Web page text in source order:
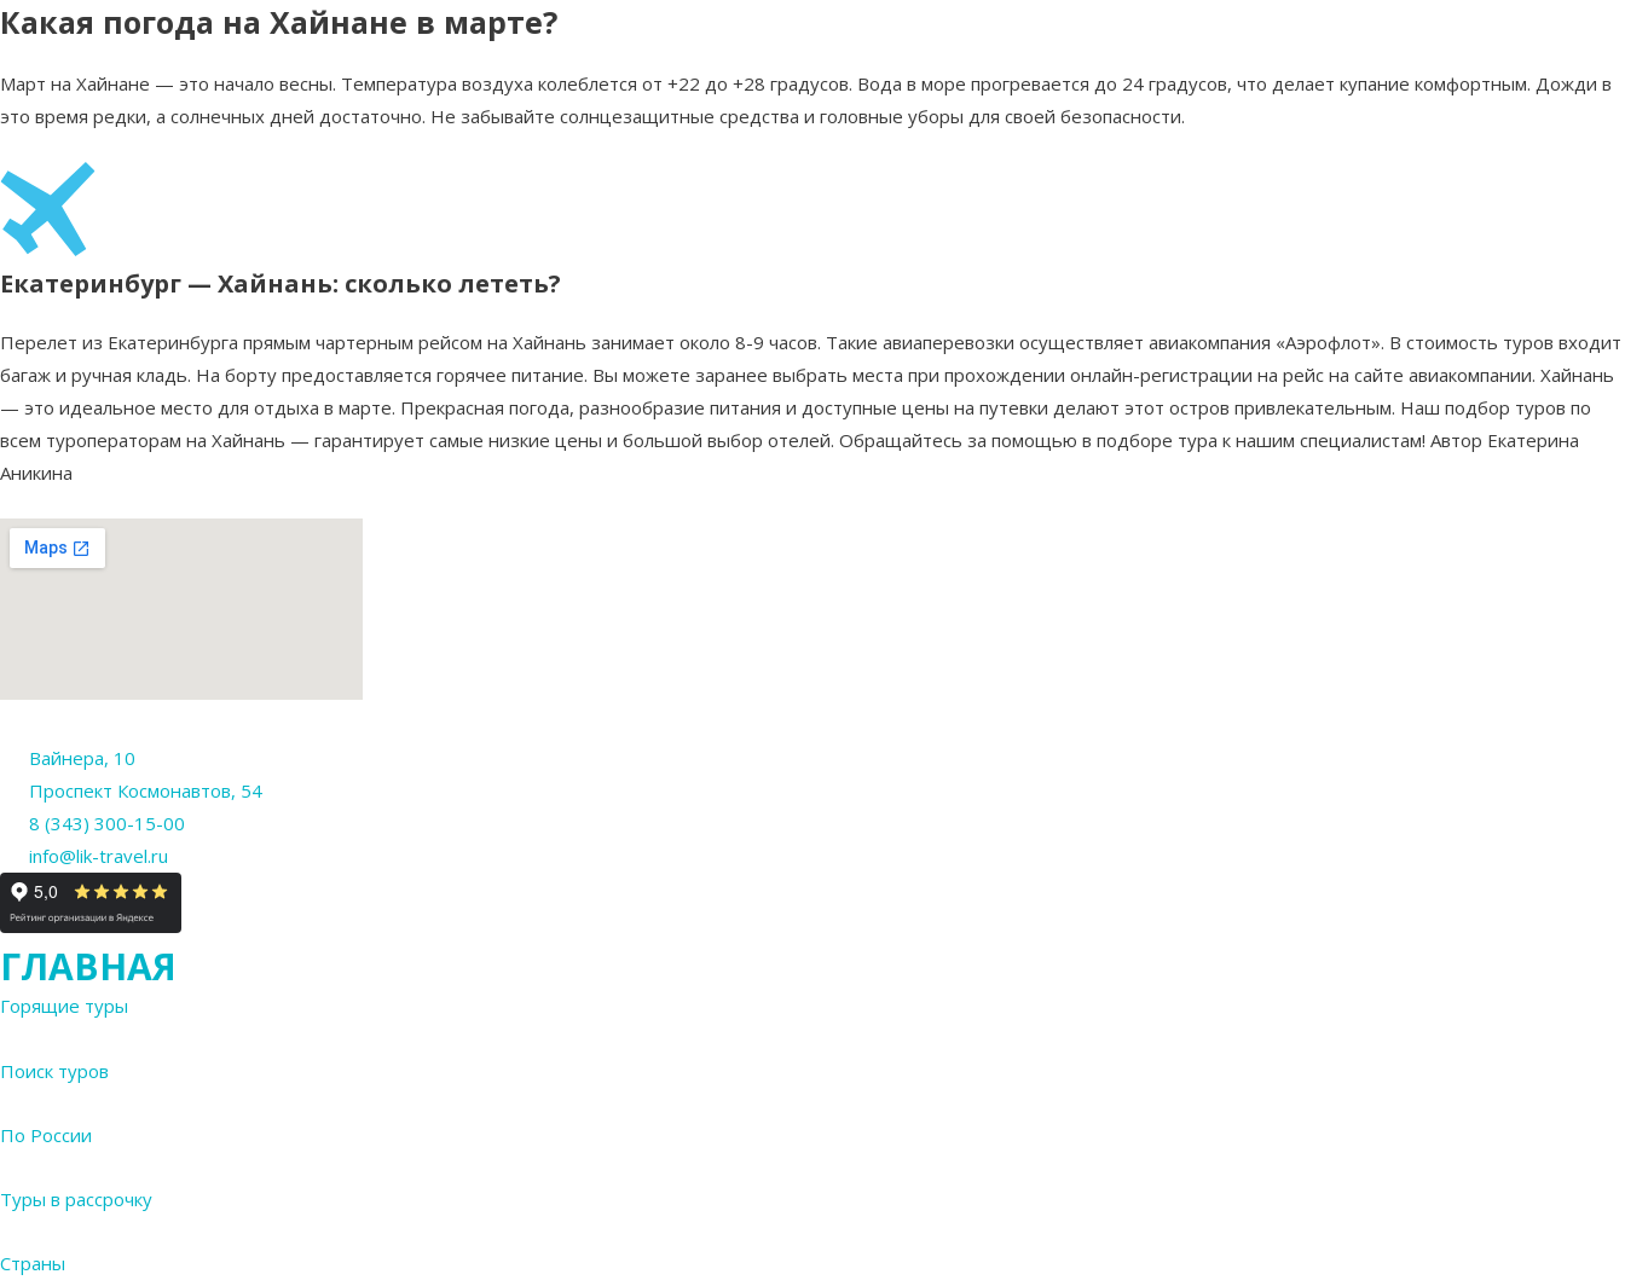
Какая погода на Хайнане в марте?
Март на Хайнане — это начало весны. Температура воздуха колеблется от +22 до +28 градусов. Вода в море прогревается до 24 градусов, что делает купание комфортным. Дожди в
это время редки, а солнечных дней достаточно. Не забывайте солнцезащитные средства и головные уборы для своей безопасности.
Екатеринбург — Хайнань: сколько лететь?
Перелет из Екатеринбурга прямым чартерным рейсом на Хайнань занимает около 8-9 часов. Такие авиаперевозки осуществляет авиакомпания «Аэрофлот». В стоимость туров входит
багаж и ручная кладь. На борту предоставляется горячее питание. Вы можете заранее выбрать места при прохождении онлайн-регистрации на рейс на сайте авиакомпании. Хайнань
— это идеальное место для отдыха в марте. Прекрасная погода, разнообразие питания и доступные цены на путевки делают этот остров привлекательным. Наш подбор туров по
всем туроператорам на Хайнань — гарантирует самые низкие цены и большой выбор отелей. Обращайтесь за помощью в подборе тура к нашим специалистам! Автор Екатерина
Аникина
Вайнера, 10
Проспект Космонавтов, 54
8 (343) 300-15-00
info@lik-travel.ru
ГЛАВНАЯ
Горящие туры
Поиск туров
По России
Туры в рассрочку
Страны